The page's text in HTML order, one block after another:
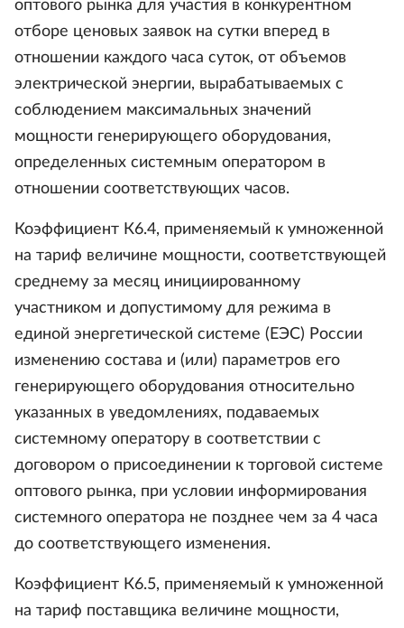
оптового рынка для участия в конкурентном
отборе ценовых заявок на сутки вперед в
отношении каждого часа суток, от объемов
электрической энергии, вырабатываемых с
соблюдением максимальных значений
мощности генерирующего оборудования,
определенных системным оператором в
отношении соответствующих часов.
Коэффициент К6.4, применяемый к умноженной
на тариф величине мощности, соответствующей
среднему за месяц инициированному
участником и допустимому для режима в
единой энергетической системе (ЕЭС) России
изменению состава и (или) параметров его
генерирующего оборудования относительно
указанных в уведомлениях, подаваемых
системному оператору в соответствии с
договором о присоединении к торговой системе
оптового рынка, при условии информирования
системного оператора не позднее чем за 4 часа
до соответствующего изменения.
Коэффициент К6.5, применяемый к умноженной
на тариф поставщика величине мощности,